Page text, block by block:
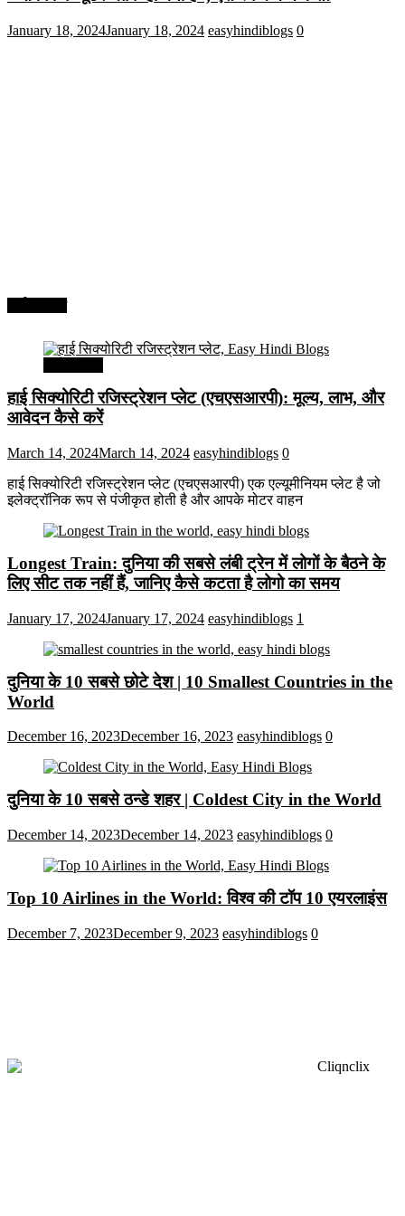
January 18, 2024January 18, 2024 easyhindiblogs 0
हाई सिक्योरिटी रजिस्ट्रेशन प्लेट (एचएसआरपी): मूल्य, लाभ, और
आवेदन कैसे करें
March 14, 2024March 14, 2024 easyhindiblogs 0
हाई सिक्योरिटी रजिस्ट्रेशन प्लेट (एचएसआरपी) एक एल्यूमीनियम प्लेट है जो
इलेक्ट्रॉनिक रूप से पंजीकृत होती है और आपके मोटर वाहन
Longest Train: दुनिया की सबसे लंबी ट्रेन में लोगों के बैठने के
लिए सीट तक ​​नहीं हैं, जानिए कैसे कटता है लोगो का समय
January 17, 2024January 17, 2024 easyhindiblogs 1
दुनिया के 10 सबसे छोटे देश | 10 Smallest Countries in the
World
December 16, 2023December 16, 2023 easyhindiblogs 0
दुनिया के 10 सबसे ठन्डे शहर | Coldest City in the World
December 14, 2023December 14, 2023 easyhindiblogs 0
Top 10 Airlines in the World: विश्व की टॉप 10 एयरलाइंस
December 7, 2023December 9, 2023 easyhindiblogs 0